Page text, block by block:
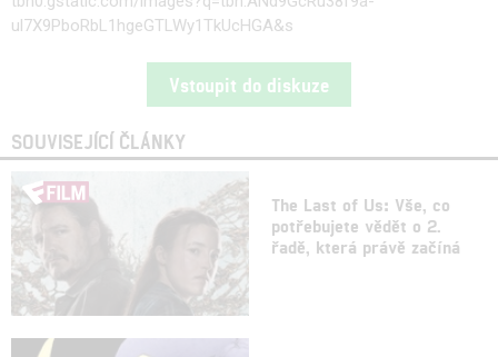
ul7X9PboRbL1hgeGTLWy1TkUcHGA&s
Vstoupit do diskuze
SOUVISEJÍCÍ ČLÁNKY
The Last of Us: Vše, co
potřebujete vědět o 2.
řadě, která právě začíná